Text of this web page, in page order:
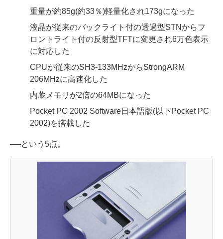
重量が約85g(約33％)軽量化され173gになった
液晶が従来のバックライト付の透過型STNからフ
ロントライト付の反射型TFTに変更され6万色表示
に対応した
CPUが従来のSH3-133MHzからStrongARM
206MHzに高速化した
内蔵メモリが2倍の64MBになった
Pocket PC 2002 Software日本語版(以下Pocket PC
2002)を搭載した
──という5点。